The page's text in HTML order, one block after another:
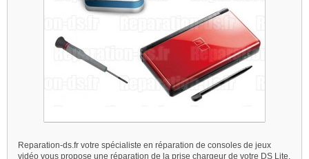
Reparation-ds.fr votre spécialiste en réparation de consoles de jeux
vidéo vous propose une réparation de la prise chargeur de votre DS Lite.